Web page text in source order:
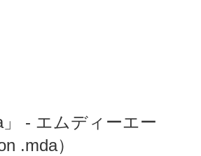
- エムディーエー
.mda）